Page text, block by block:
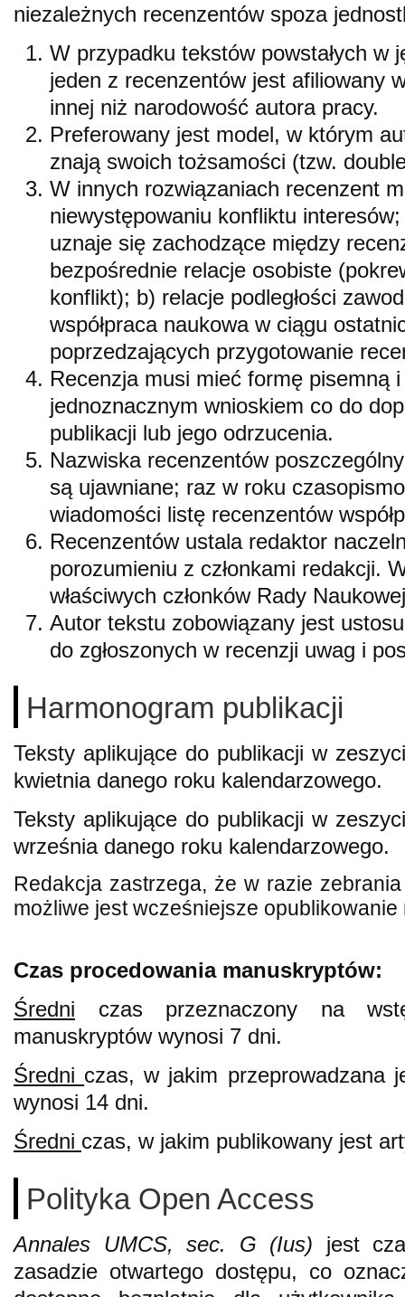
niezależnych recenzentów spoza
W przypadku tekstów powstałych w
jeden z recenzentów jest afiliowany
innej niż narodowość autora pracy.
Preferowany jest model, w którym
znają swoich tożsamości (tzw.
W innych rozwiązaniach recenzent
niewystępowaniu konfliktu
uznaje się zachodzące między
bezpośrednie relacje osobiste
konflikt); b) relacje podległości
współpraca naukowa w ciągu
poprzedzających przygotowanie
Recenzja musi mieć formę pisemną
jednoznacznym wnioskiem co do
publikacji lub jego odrzucenia.
Nazwiska recenzentów
są ujawniane; raz w roku
wiadomości listę recenzentów
Recenzentów ustala redaktor
porozumieniu z członkami redakcji.
właściwych członków Rady
Autor tekstu zobowiązany jest
do zgłoszonych w recenzji uwag i
Harmonogram publikacji
Teksty aplikujące do publikacji w
kwietnia danego roku kalendarzowego.
Teksty aplikujące do publikacji w
września danego roku kalendarzowego.
Redakcja zastrzega, że w razie
możliwe jest wcześniejsze
Czas procedowania manuskryptów:
Średni czas przeznaczony na
manuskryptów wynosi 7 dni.
Średni czas, w jakim przeprowadzana
wynosi 14 dni.
Średni czas, w jakim publikowany jest
Polityka Open Access
Annales UMCS, sec. G (Ius) jest
zasadzie otwartego dostępu, co